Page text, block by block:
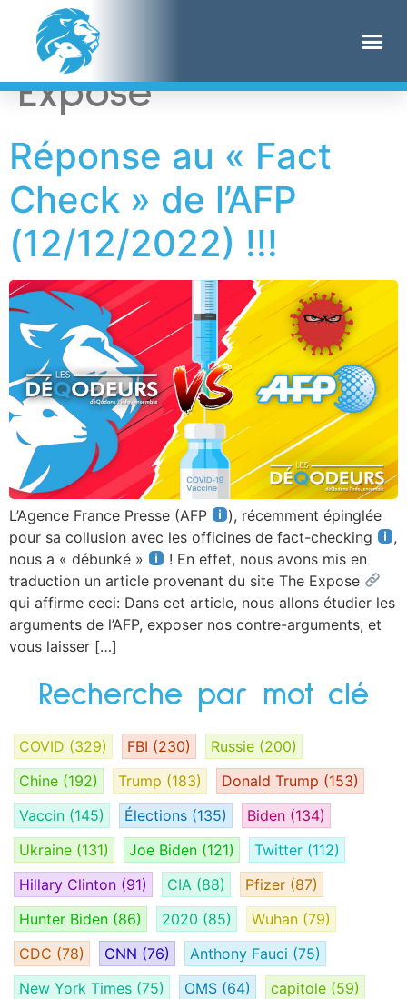
Étiquette :
Expose
Réponse au « Fact
Check » de l’AFP
(12/12/2022) !!!
L’Agence France Presse (AFP
), récemment épinglée
pour sa collusion avec les officines de fact-checking
,
nous a « débunké »
! En effet, nous avons mis en
traduction un article provenant du site The Expose
qui affirme ceci: Dans cet article, nous allons étudier les
arguments de l’AFP, exposer nos contre-arguments, et
vous laisser […]
Recherche par mot clé
COVID (329) FBI (230) Russie (200)
Chine (192) Trump (183) Donald Trump (153)
Vaccin (145) Élections (135) Biden (134)
Ukraine (131) Joe Biden (121) Twitter (112)
Hillary Clinton (91) CIA (88) Pfizer (87)
Hunter Biden (86) 2020 (85) Wuhan (79)
CDC (78) CNN (76) Anthony Fauci (75)
New York Times (75) OMS (64) capitole (59)